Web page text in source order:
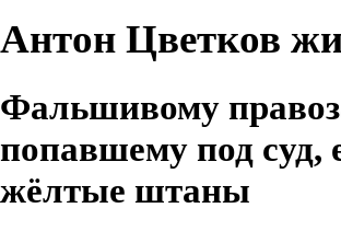
Антон Цветков
Фальшивому
попавшему под суд,
жёлтые штаны